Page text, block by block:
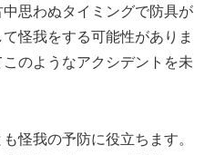
思わぬタイミングで防具が
怪我をする可能性がありま
のようなアクシデントを未
怪我の予防に役立ちます。